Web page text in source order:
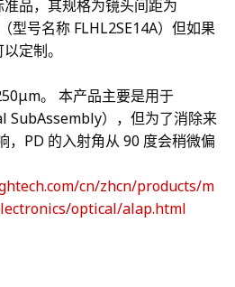
品，其规格为镜头间距为
型号名称 FLHL2SE14A）但如果
定制。
。 本产品主要是用于
SubAssembly），但为了消除来
，PD 的入射角从 90 度会稍微偏
cn/zhcn/products/m
optical/alap.html